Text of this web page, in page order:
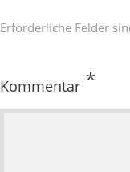
Erforderliche Felder
Kommentar *